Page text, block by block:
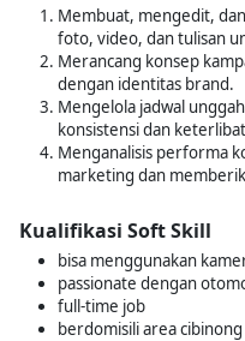
Membuat, mengedit,
foto, video, dan tulisan
Merancang konsep
dengan identitas brand.
Mengelola jadwal
konsistensi dan
Menganalisis performa
marketing dan
Kualifikasi Soft Skill
bisa menggunakan
passionate dengan
full-time job
berdomisili area cibinong